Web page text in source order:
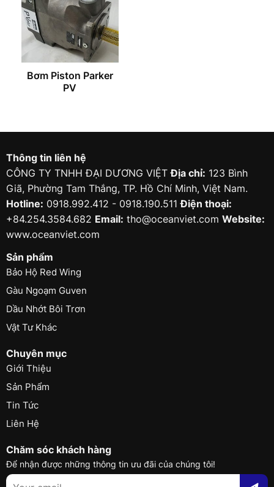
Bơm Piston Parker
PV
Thông tin liên hệ
CÔNG TY TNHH ĐẠI DƯƠNG VIỆTĐịa chỉ: 123 Bình
Giã, Phường Tam Thắng, TP. Hồ Chí Minh, Việt Nam.
Hotline: 0918.992.412 - 0918.190.511Điện thoại:
+84.254.3584.682 Email: tho@oceanviet.com Website:
www.oceanviet.com
Sản phẩm
Bảo Hộ Red Wing
Gàu Ngoạm Guven
Dầu Nhớt Bôi Trơn
Vật Tư Khác
Chuyên mục
Giới Thiệu
Sản Phẩm
Tin Tức
Liên Hệ
Chăm sóc khách hàng
Để nhận được những thông tin ưu đãi của chúng tôi!